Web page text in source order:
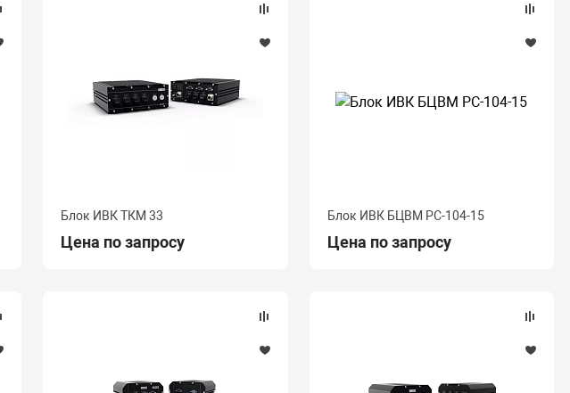
Блок ИВК ТКМ 33
Цена по запросу
Блок ИВК БЦВМ PC-104-15
Цена по запросу